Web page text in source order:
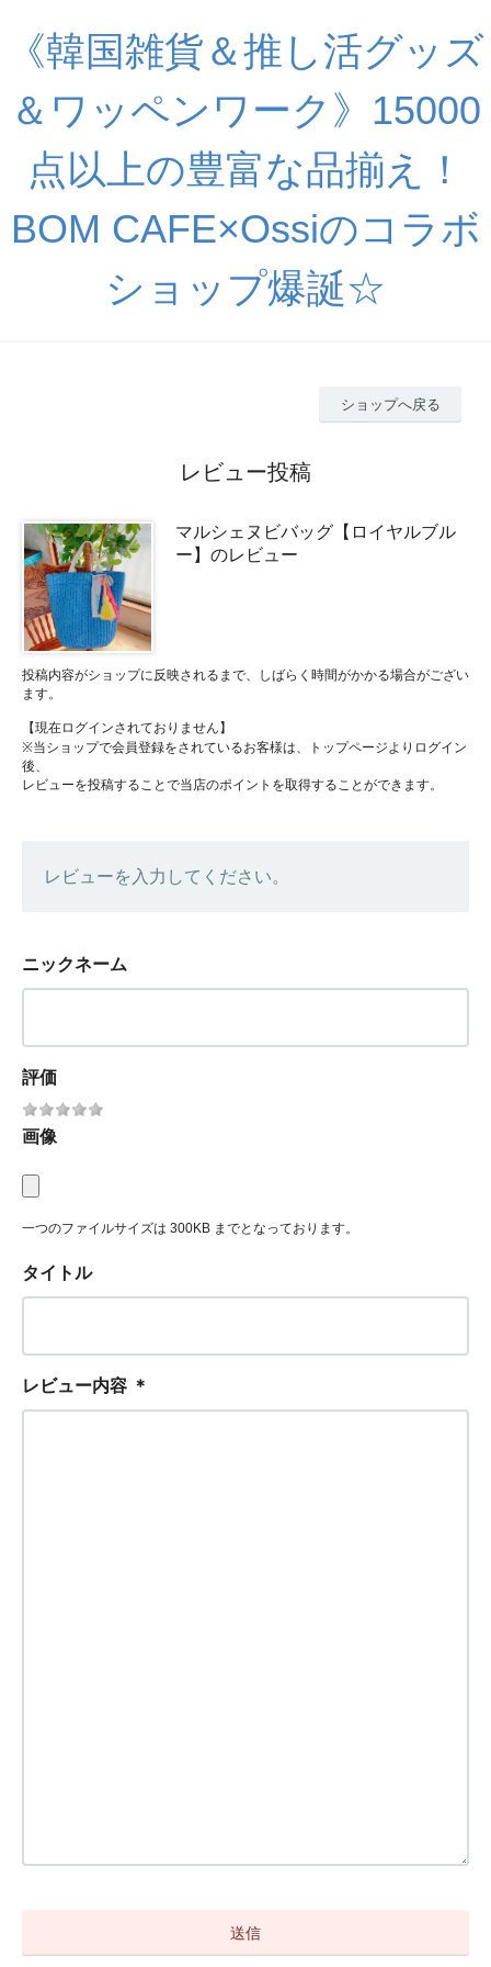
《韓国雑貨＆推し活グッズ
＆ワッペンワーク》15000
点以上の豊富な品揃え！
BOM CAFE×Ossiのコラボ
ショップ爆誕☆
ショップへ戻る
レビュー投稿
マルシェヌビバッグ【ロイヤルブル
ー】のレビュー
投稿内容がショップに反映されるまで、しばらく時間がかかる場合がござい
ます。
【現在ログインされておりません】
※当ショップで会員登録をされているお客様は、トップページよりログイン
後、
レビューを投稿することで当店のポイントを取得することができます。
レビューを入力してください。
ニックネーム
評価
画像
一つのファイルサイズは 300KB までとなっております。
タイトル
レビュー内容 ＊